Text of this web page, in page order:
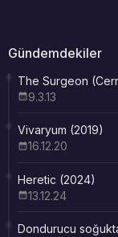
Gündemdekiler
The Surgeon
9.3.13
Vivaryum (2019)
16.12.20
Heretic (2024)
13.12.24
Dondurucu